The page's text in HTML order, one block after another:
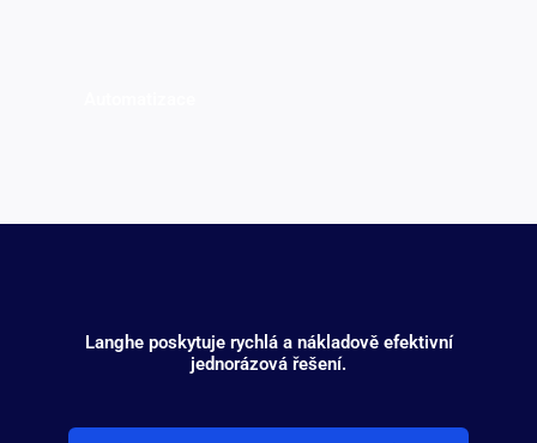
Langhe poskytuje rychlá a nákladově efektivní
jednorázová řešení.